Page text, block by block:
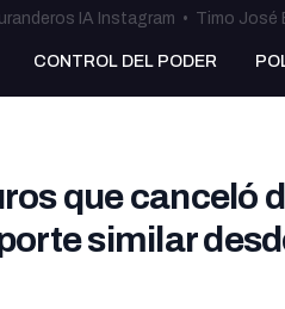
IA Instagram • Timo José
CONTROL DEL PODER
que canceló
similar